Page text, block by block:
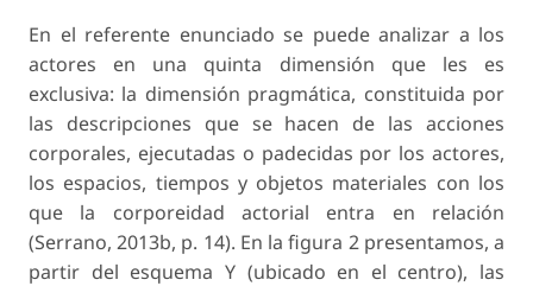
En el referente enunciado se puede analizar a los
actores en una quinta dimensión que les es
exclusiva: la dimensión pragmática, constituida por
las descripciones que se hacen de las acciones
corporales, ejecutadas o padecidas por los actores,
los espacios, tiempos y objetos materiales con los
que la corporeidad actorial entra en relación
(Serrano, 2013b, p. 14). En la figura 2 presentamos, a
partir del esquema Y (ubicado en el centro), las